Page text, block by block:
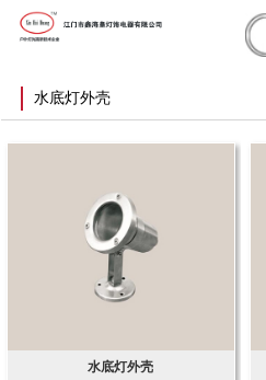
水底灯外壳
水底灯外壳